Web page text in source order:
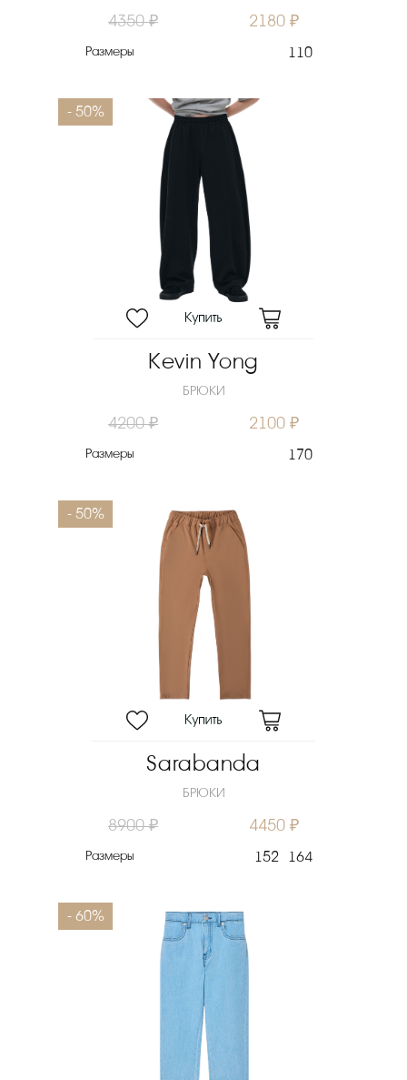
4350 ₽ 2180 ₽
Размеры 110
- 50%
Kevin Yong
БРЮКИ
4200 ₽ 2100 ₽
Размеры 170
- 50%
Sarabanda
БРЮКИ
8900 ₽ 4450 ₽
Размеры 152 164
- 60%